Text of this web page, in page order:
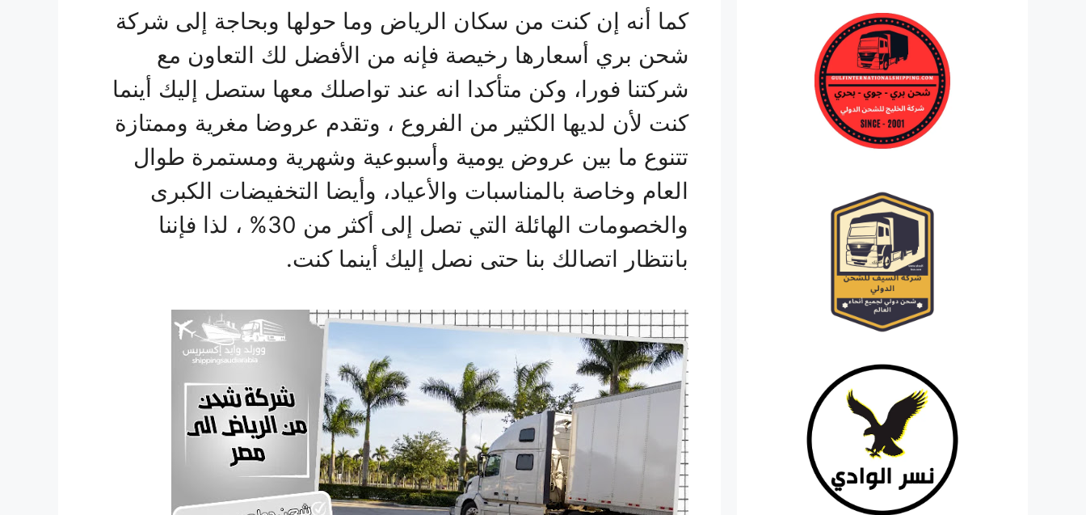
كما أنه إن كنت من سكان الرياض وما حولها وبحاجة إلى شركة
شحن بري أسعارها رخيصة فإنه من الأفضل لك التعاون مع
شركتنا فورا، وكن متأكدا انه عند تواصلك معها ستصل إليك أينما
كنت لأن لديها الكثير من الفروع ، وتقدم عروضا مغرية وممتازة
تتنوع ما بين عروض يومية وأسبوعية وشهرية ومستمرة طوال
العام وخاصة بالمناسبات والأعياد، وأيضا التخفيضات الكبرى
والخصومات الهائلة التي تصل إلى أكثر من 30% ، لذا فإننا
بانتظار اتصالك بنا حتى نصل إليك أينما كنت.